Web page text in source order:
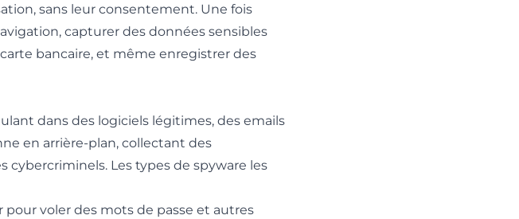
sans leur consentement. Une fois
capturer des données sensibles
bancaire, et même enregistrer des
dans des logiciels légitimes, des emails
en arrière-plan, collectant des
Les types de spyware les
voler des mots de passe et autres